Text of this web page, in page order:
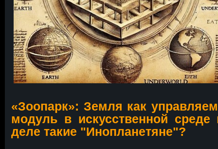
«Зоопарк»: Земля как
модуль в искусственной
деле такие "Инопланетяне"?